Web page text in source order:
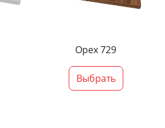
Орех 729
Выбрать